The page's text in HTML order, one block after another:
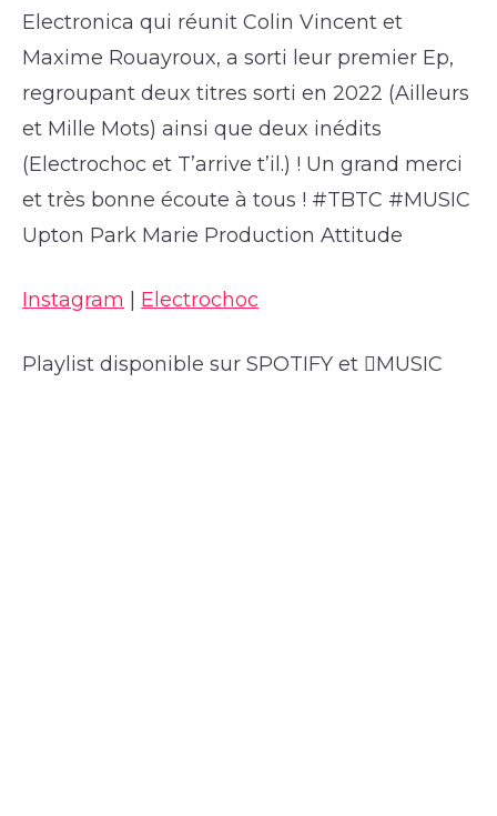
Electronica qui réunit Colin Vincent et
Maxime Rouayroux, a sorti leur premier Ep,
regroupant deux titres sorti en 2022 (Ailleurs
et Mille Mots) ainsi que deux inédits
(Electrochoc et T’arrive t’il.) ! Un grand merci
et très bonne écoute à tous ! #TBTC #MUSIC
Upton Park Marie Production Attitude
Instagram | Electrochoc
Playlist disponible sur SPOTIFY et MUSIC